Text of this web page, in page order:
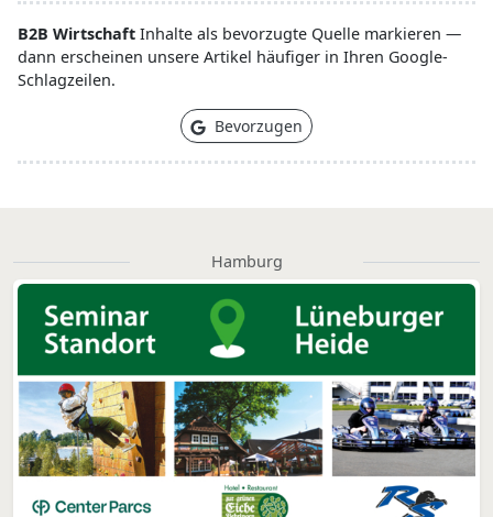
B2B Wirtschaft Inhalte als bevorzugte Quelle markieren —
dann erscheinen unsere Artikel häufiger in Ihren Google-
Schlagzeilen.
Bevorzugen
Hamburg